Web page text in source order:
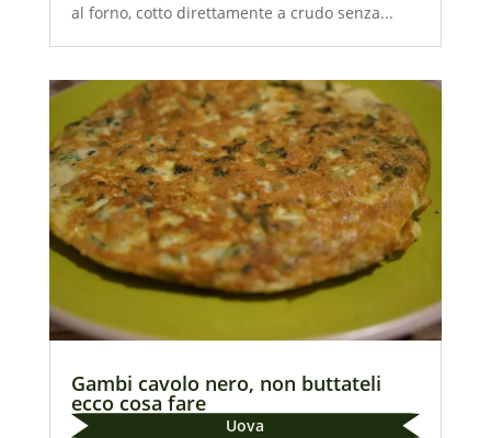
al forno, cotto direttamente a crudo senza...
Gambi cavolo nero, non buttateli
ecco cosa fare
Uova